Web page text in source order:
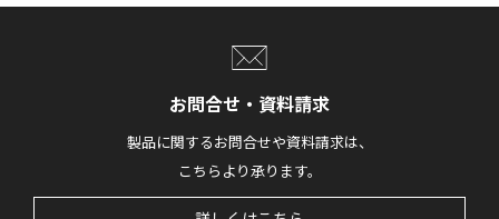
お問合せ・資料請求
製品に関するお問合せや資料請求は、
こちらより承ります。